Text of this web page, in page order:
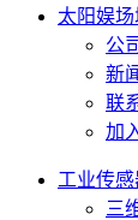
太阳娱
公
新
联
加
工业传感
三